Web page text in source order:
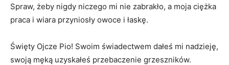
Spraw, żeby nigdy niczego mi nie zabrakło, a moja ciężka
praca i wiara przyniosły owoce i łaskę.
Święty Ojcze Pio! Swoim świadectwem dałeś mi nadzieję,
swoją męką uzyskałeś przebaczenie grzeszników.